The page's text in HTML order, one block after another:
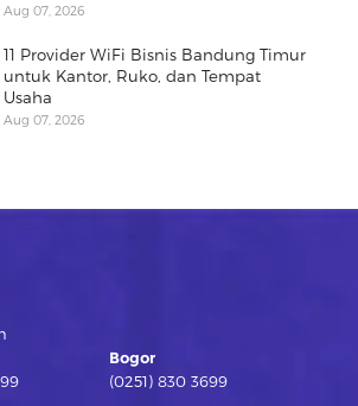
Aug 07, 2026
11 Provider WiFi Bisnis Bandung Timur
untuk Kantor, Ruko, dan Tempat
Usaha
Aug 07, 2026
Bogor
(0251) 830 3699